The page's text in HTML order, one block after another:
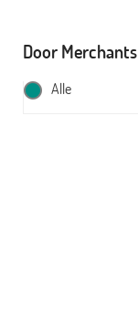
Door Merchants
Alle